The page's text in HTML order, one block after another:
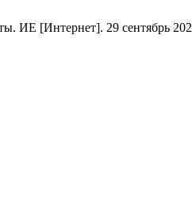
[Интернет]. 29 сентябрь